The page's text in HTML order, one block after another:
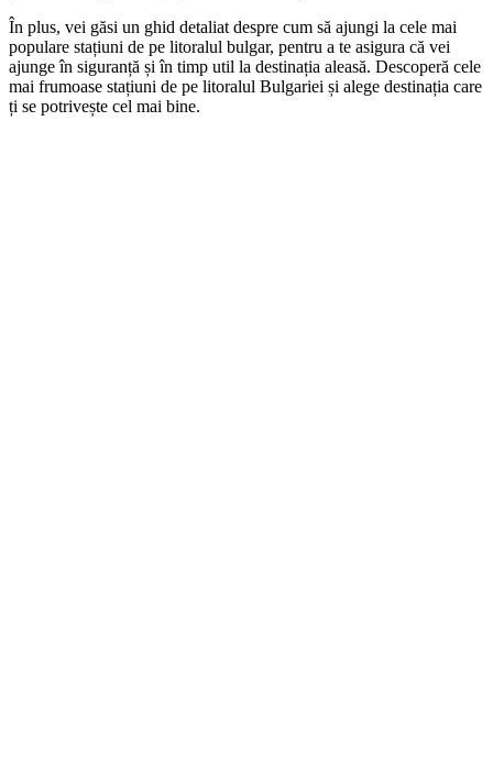
În plus, vei găsi un ghid detaliat despre cum să ajungi la cele mai
populare stațiuni de pe litoralul bulgar, pentru a te asigura că vei
ajunge în siguranță și în timp util la destinația aleasă. Descoperă cele
mai frumoase stațiuni de pe litoralul Bulgariei și alege destinația care
ți se potrivește cel mai bine.